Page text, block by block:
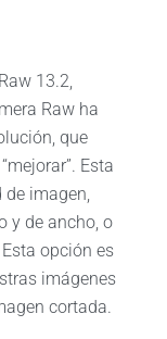
13.2,
Raw ha
que
Esta
imagen,
y de ancho, o
opción es
imágenes
cortada.